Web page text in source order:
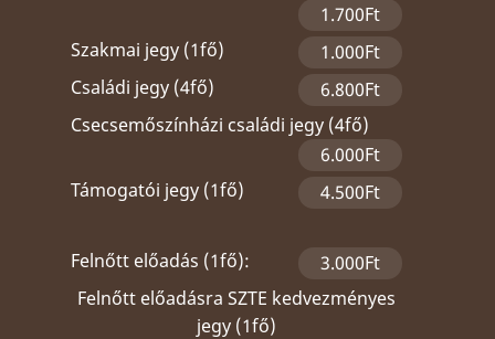
1.700Ft
Szakmai jegy (1fő)
1.000Ft
Családi jegy (4fő)
6.800Ft
Csecsemőszínházi családi jegy (4fő)
6.000Ft
Támogatói jegy (1fő)
4.500Ft
Felnőtt előadás (1fő):
3.000Ft
Felnőtt előadásra SZTE kedvezményes
jegy (1fő)